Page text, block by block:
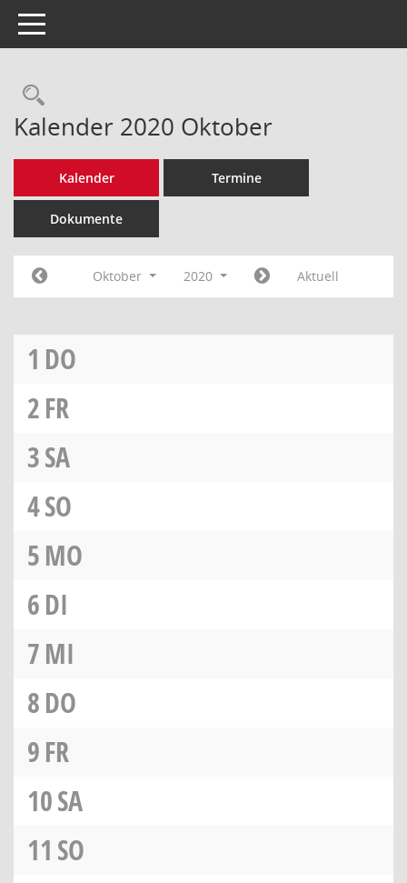
Toggle navigation
Rechercheauswahl
Kalender 2020 Oktober
Kalender Termine
Dokumente
Oktober 2020 Aktuell
1 DO
2FR
3SA
4SO
5MO
6DI
7MI
8DO
9FR
10SA
11 SO